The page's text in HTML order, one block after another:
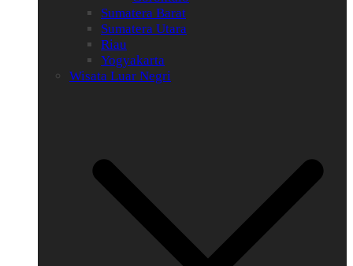
Sumatera Barat
Sumatera Utara
Riau
Yogyakarta
Wisata Luar Negri